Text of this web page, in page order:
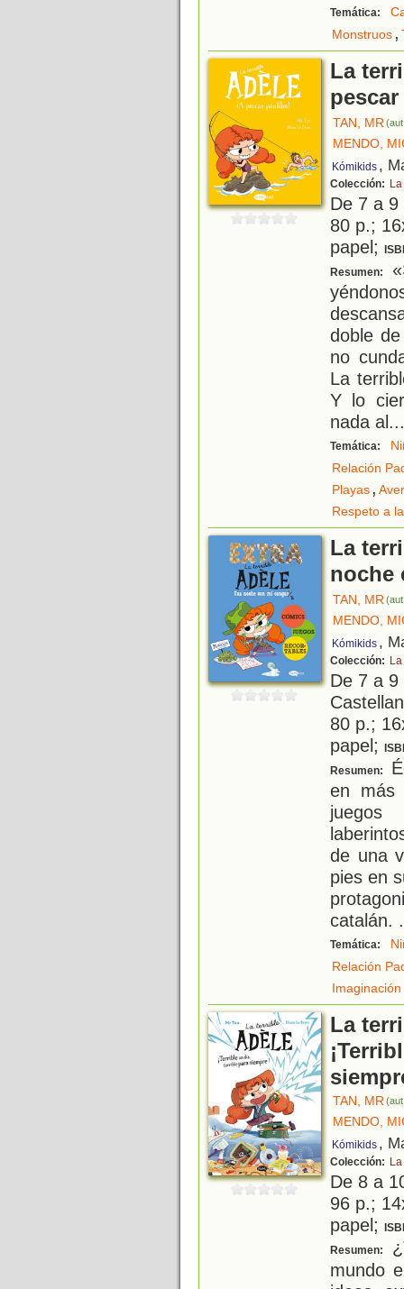
Temática:
Monstruos,
La
TAN, MR
MENDO,
Kómikids ,
Colección:
De 7 a
80 p.;
papel;
Resumen:
doble
no
La
Y lo
nada al...
Temática:
Relación
Playas,
Respeto a
La
noche
TAN, MR
MENDO,
Kómikids ,
Colección:
De 7 a
80 p.;
papel;
Resumen:
en más
de una
pies en
catalán.
Temática:
Relación
Imaginación
La
TAN, MR
MENDO,
Kómikids ,
Colección:
De 8 a
96 p.;
papel;
Resumen:
mundo